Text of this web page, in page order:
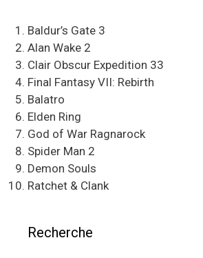
Baldur’s Gate 3
Alan Wake 2
Clair Obscur Expedition 33
Final Fantasy VII: Rebirth
Balatro
Elden Ring
God of War Ragnarock
Spider Man 2
Demon Souls
Ratchet & Clank
Recherche